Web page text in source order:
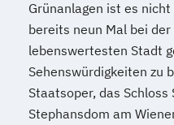
Grünanlagen ist es
bereits neun Mal bei
lebenswertesten Stadt
Sehenswürdigkeiten zu
Staatsoper, das Schloss
Stephansdom am